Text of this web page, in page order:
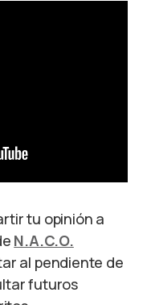
tu opinión a
N.A.C.O.
al pendiente de
futuros